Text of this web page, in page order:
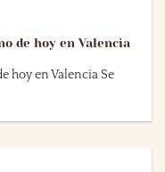
de hoy en Valencia
hoy en Valencia Se